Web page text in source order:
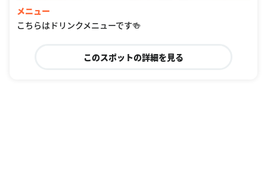
メニュー
こちらはドリンクメニューです🍻
このスポットの詳細を見る